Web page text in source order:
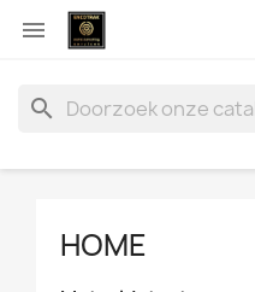

search
HOME